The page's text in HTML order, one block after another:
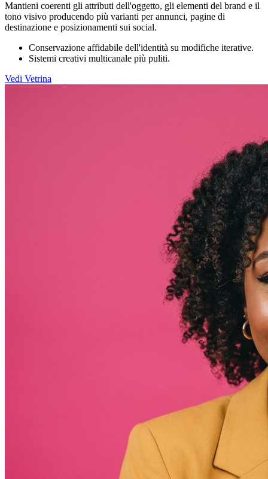
Mantieni coerenti gli attributi dell'oggetto, gli elementi del brand e il
tono visivo producendo più varianti per annunci, pagine di
destinazione e posizionamenti sui social.
Conservazione affidabile dell'identità su modifiche iterative.
Sistemi creativi multicanale più puliti.
Vedi Vetrina